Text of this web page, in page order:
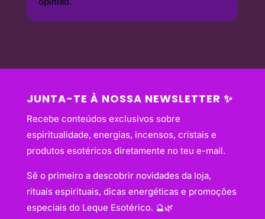
JUNTA-TE À NOSSA NEWSLETTER ✨
Recebe conteúdos exclusivos sobre
espiritualidade, energias, incensos, cristais e
produtos esotéricos diretamente no teu e-mail.
Sê o primeiro a descobrir novidades da loja,
rituais espirituais, dicas energéticas e promoções
especiais do Leque Esotérico. 🔮🌿